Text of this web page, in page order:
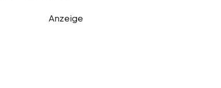
Anzeige